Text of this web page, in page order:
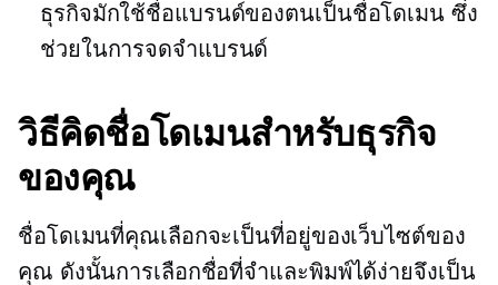
ธุรกิจมักใช้ชื่อแบรนด์ของตนเป็นชื่อโดเมน ซึ่ง
ช่วยในการจดจำแบรนด์
วิธีคิดชื่อโดเมนสำหรับธุรกิจ
ของคุณ
ชื่อโดเมนที่คุณเลือกจะเป็นที่อยู่ของเว็บไซต์ของ
คุณ ดังนั้นการเลือกชื่อที่จำและพิมพ์ได้ง่ายจึงเป็น